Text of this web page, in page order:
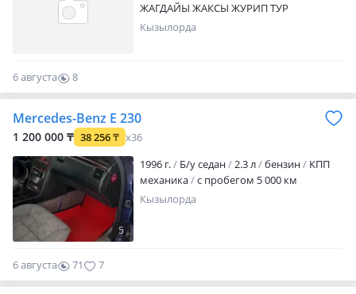
ЖАГДАЙЫ ЖАКСЫ ЖУРИП ТУР
Кызылорда
6 августа
8
0
Mercedes-Benz E 230
1 200 000 ₸ 38 256₸ x36
5
1996 г. Б/у седан 2.3 л бензин
КПП
механика
с пробегом 5 000 км
Кызылорда
6 августа 71 7